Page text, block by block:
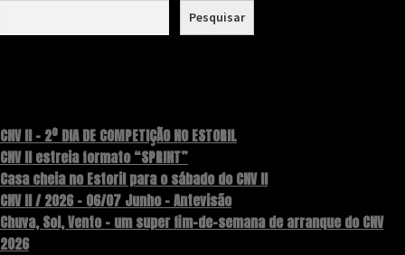
Pesquisar
CNV II – 2º DIA DE COMPETIÇÃO NO ESTORIL
CNV II estreia formato “SPRINT”
Casa cheia no Estoril para o sábado do CNV II
CNV II / 2026 – 06/07 Junho – Antevisão
Chuva, Sol, Vento – um super fim-de-semana de arranque do CNV
2026